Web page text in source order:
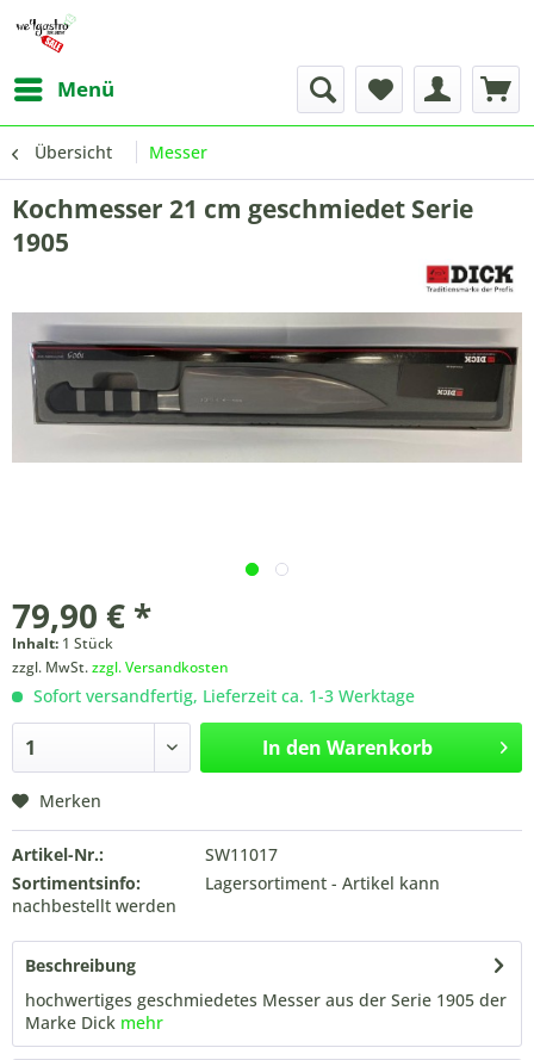
Menü
Übersicht Messer
Kochmesser 21 cm geschmiedet Serie
1905
79,90 € *
Inhalt: 1 Stück
zzgl. MwSt.zzgl. Versandkosten
Sofort versandfertig, Lieferzeit ca. 1-3 Werktage
In den Warenkorb
Merken
Artikel-Nr.:
SW11017
Sortimentsinfo:
Lagersortiment - Artikel kann
nachbestellt werden
Beschreibung
hochwertiges geschmiedetes Messer aus der Serie 1905 der
Marke Dick mehr